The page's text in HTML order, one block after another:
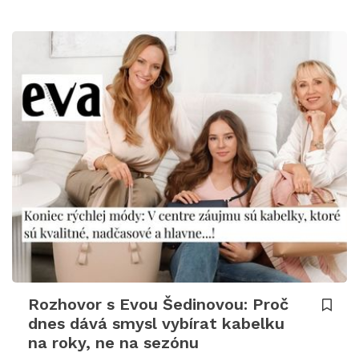
Rozhovor s Evou Šedinovou: Proč
dnes dává smysl vybírat kabelku
na roky, ne na sezónu